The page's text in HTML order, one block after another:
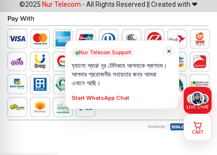
©2025 Nur Telecom - All Rights Reserved || Created with ❤
×
Nur Telecom Support
হ্যালো স্যার! নূর টেলিকমে আপনাকে স্বাগতম।
আপনার প্রয়োজনীয় সহায়তার জন্য আমরা
এখানে আছি।
Start WhatsApp Chat
LIVE CHAT
CART